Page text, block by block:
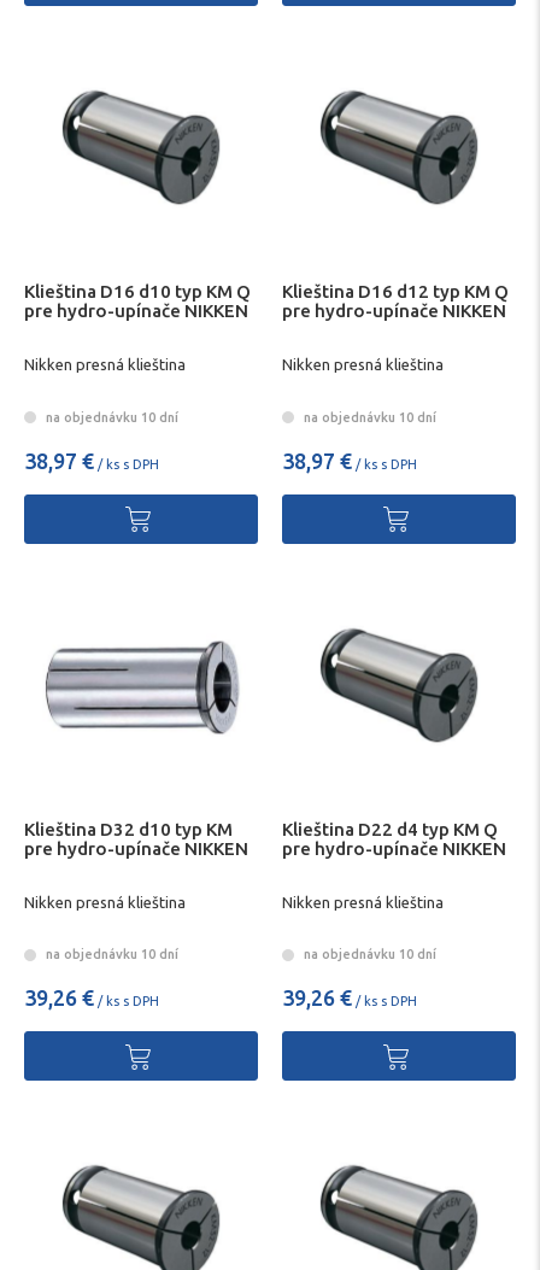
Klieština D16 d10 typ KM Q
pre hydro-upínače NIKKEN
Nikken presná klieština
na objednávku 10 dní
38,97 € / ks s DPH
Klieština D16 d12 typ KM Q
pre hydro-upínače NIKKEN
Nikken presná klieština
na objednávku 10 dní
38,97 € / ks s DPH
Klieština D32 d10 typ KM
pre hydro-upínače NIKKEN
Nikken presná klieština
na objednávku 10 dní
39,26 € / ks s DPH
Klieština D22 d4 typ KM Q
pre hydro-upínače NIKKEN
Nikken presná klieština
na objednávku 10 dní
39,26 € / ks s DPH